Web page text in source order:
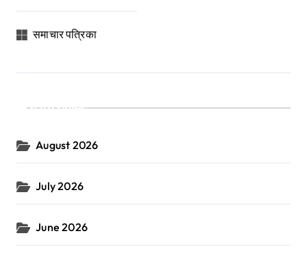
समाचार पत्रिका
Archives
August 2026
July 2026
June 2026